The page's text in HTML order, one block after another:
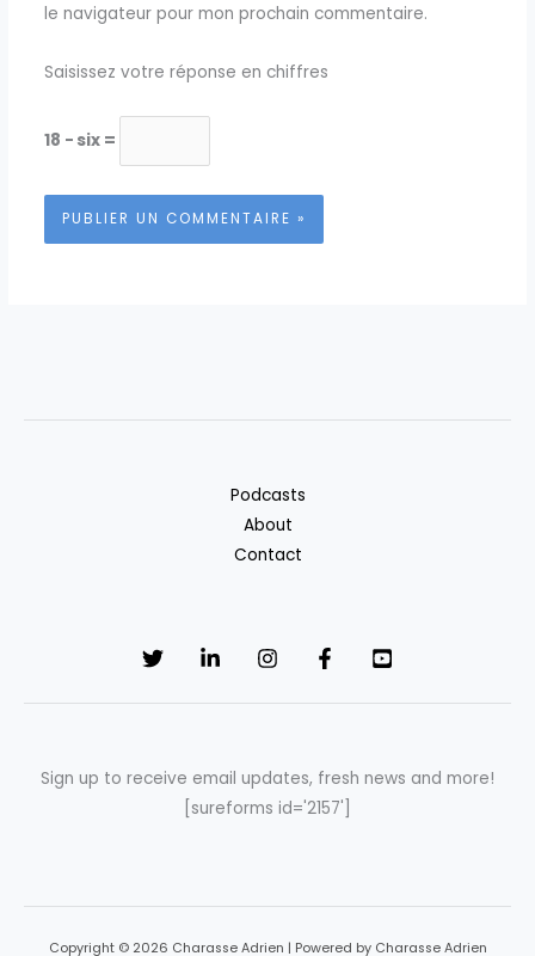
le navigateur pour mon prochain commentaire.
Saisissez votre réponse en chiffres
18 − six =
Podcasts
About
Contact
Sign up to receive email updates, fresh news and more!
[sureforms id='2157']
Copyright © 2026 Charasse Adrien | Powered by Charasse Adrien